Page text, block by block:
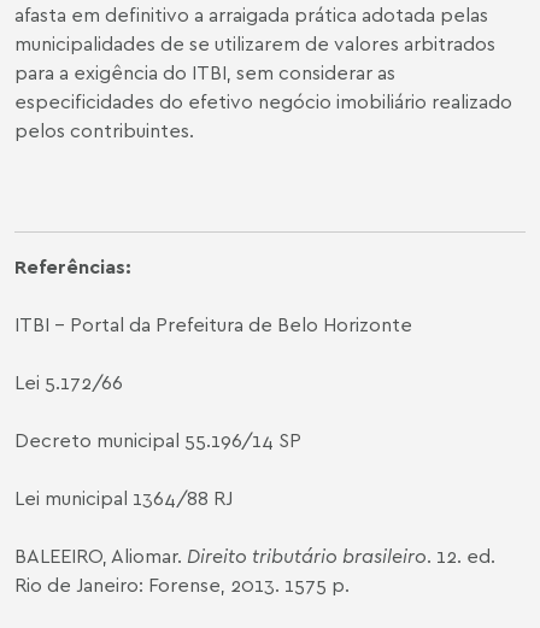
afasta em definitivo a arraigada prática adotada pelas
municipalidades de se utilizarem de valores arbitrados
para a exigência do ITBI, sem considerar as
especificidades do efetivo negócio imobiliário realizado
pelos contribuintes.
Referências:
ITBI – Portal da Prefeitura de Belo Horizonte
Lei 5.172/66
Decreto municipal 55.196/14 SP
Lei municipal 1364/88 RJ
BALEEIRO, Aliomar. Direito tributário brasileiro. 12. ed.
Rio de Janeiro: Forense, 2013. 1575 p.